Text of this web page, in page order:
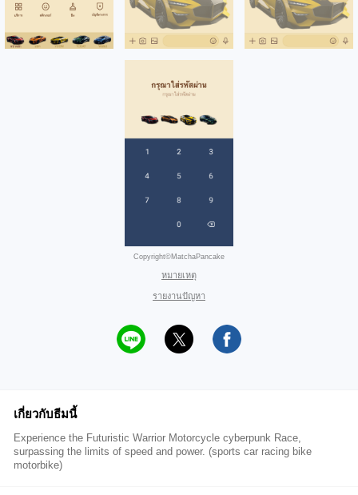
Copyright©MatchaPancake
หมายเหตุ
รายงานปัญหา
เกี่ยวกับธีมนี้
Experience the Futuristic Warrior Motorcycle cyberpunk Race,
surpassing the limits of speed and power. (sports car racing bike
motorbike)